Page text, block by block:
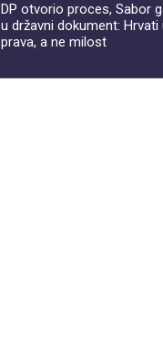
DP otvorio proces, Sabor
u državni dokument: Hrvati
prava, a ne milost